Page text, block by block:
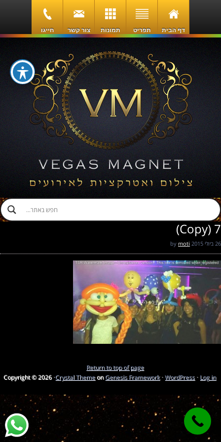
דף הבית תפריט תמונות צור קשר חייגו
7 (Copy)
26 ביולי 2015 moti
Return to top of page
Copyright © 2026 ·Crystal ThemeonGenesis Framework·WordPress· Log in